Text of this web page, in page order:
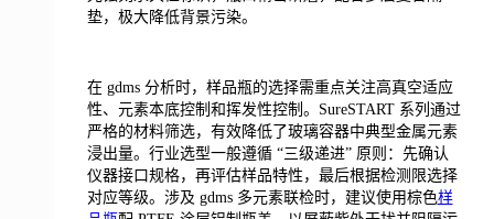
垫，极大降低背景污染。
在 gdms 分析时，样品瓶的选择需重点关注高真空适应
性、元素本底控制和挥发性控制。SureSTART 系列通过
严格的材料筛选，有效降低了玻璃容器中典型金属元素
浸出量。行业选型一般遵循 “三级递进” 原则：先确认
仪器接口规格，再评估样品特性，最后根据检测限选择
对应等级。涉及 gdms 多元素联检时，建议使用棕色样